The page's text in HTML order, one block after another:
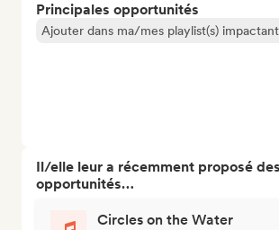
Principales opportunités
Ajouter dans ma/mes playlist(s)
Il/elle leur a récemment proposé des
opportunités…
Circles on the Water